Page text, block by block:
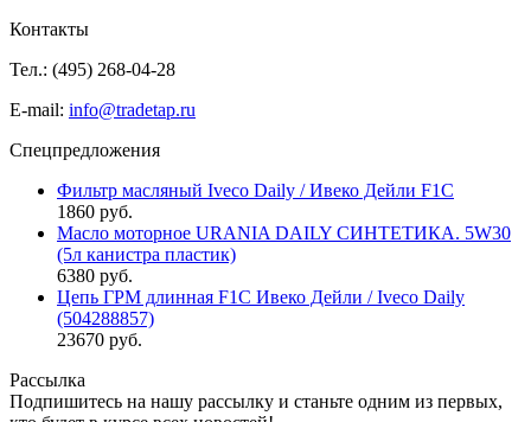
Контакты
Тел.: (495) 268-04-28
E-mail: info@tradetap.ru
Спецпредложения
Фильтр масляный Iveco Daily / Ивеко Дейли F1C
1860 руб.
Масло моторное URANIA DAILY СИНТЕТИКА. 5W30
(5л канистра пластик)
6380 руб.
Цепь ГРМ длинная F1C Ивеко Дейли / Iveco Daily
(504288857)
23670 руб.
Рассылка
Подпишитесь на нашу рассылку и станьте одним из первых,